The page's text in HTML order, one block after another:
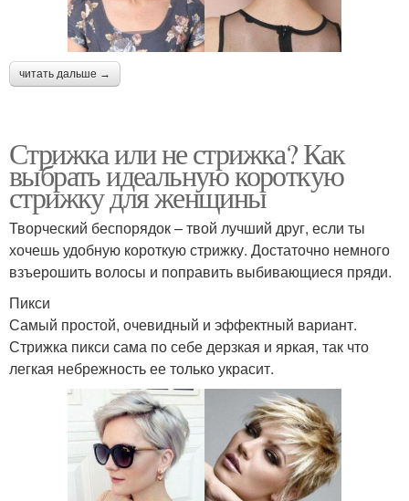
читать дальше →
Стрижка или не стрижка? Как
выбрать идеальную короткую
стрижку для женщины
Творческий беспорядок – твой лучший друг, если ты
хочешь удобную короткую стрижку. Достаточно немного
взъерошить волосы и поправить выбивающиеся пряди.
Пикси
Самый простой, очевидный и эффектный вариант.
Стрижка пикси сама по себе дерзкая и яркая, так что
легкая небрежность ее только украсит.